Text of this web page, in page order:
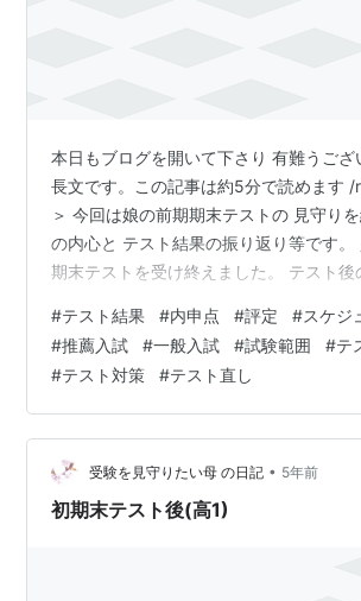
本日もブログを開いて下さり 有難うご
長文です。この記事は約5分で読めます
＞ 今回は娘の前期期末テストの 見守り
の内心と テスト結果の振り返り等です。
期末テストを受け終えました。 テスト後
しませんでしたが、 中間より学年順位が
ないと思っていました。 娘は高校の期末
のは初めてで 期末のテスト勉強～試験～
も初のため、 個票を確認するまでは 過
しは口にできません。 テストが終わっ
#テスト結果 #内申点 #評定 #スケジ
#推薦入試 #一般入試 #試験範囲 #テ
#テスト対策 #テスト直し
受験を見守りたい母 の日記 • 5年前
初期末テスト後(高1)